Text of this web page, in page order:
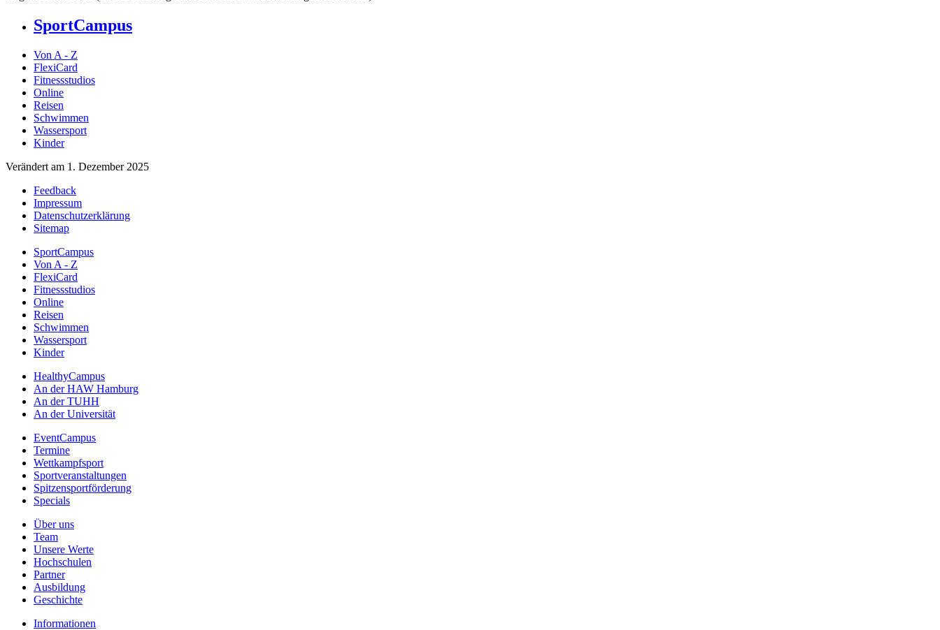
SportCampus
Von A - Z
FlexiCard
Fitnessstudios
Online
Reisen
Schwimmen
Wassersport
Kinder
Verändert am 1. Dezember 2025
Feedback
Impressum
Datenschutzerklärung
Sitemap
SportCampus
Von A - Z
FlexiCard
Fitnessstudios
Online
Reisen
Schwimmen
Wassersport
Kinder
HealthyCampus
An der HAW Hamburg
An der TUHH
An der Universität
EventCampus
Termine
Wettkampfsport
Sportveranstaltungen
Spitzensportförderung
Specials
Über uns
Team
Unsere Werte
Hochschulen
Partner
Ausbildung
Geschichte
Informationen